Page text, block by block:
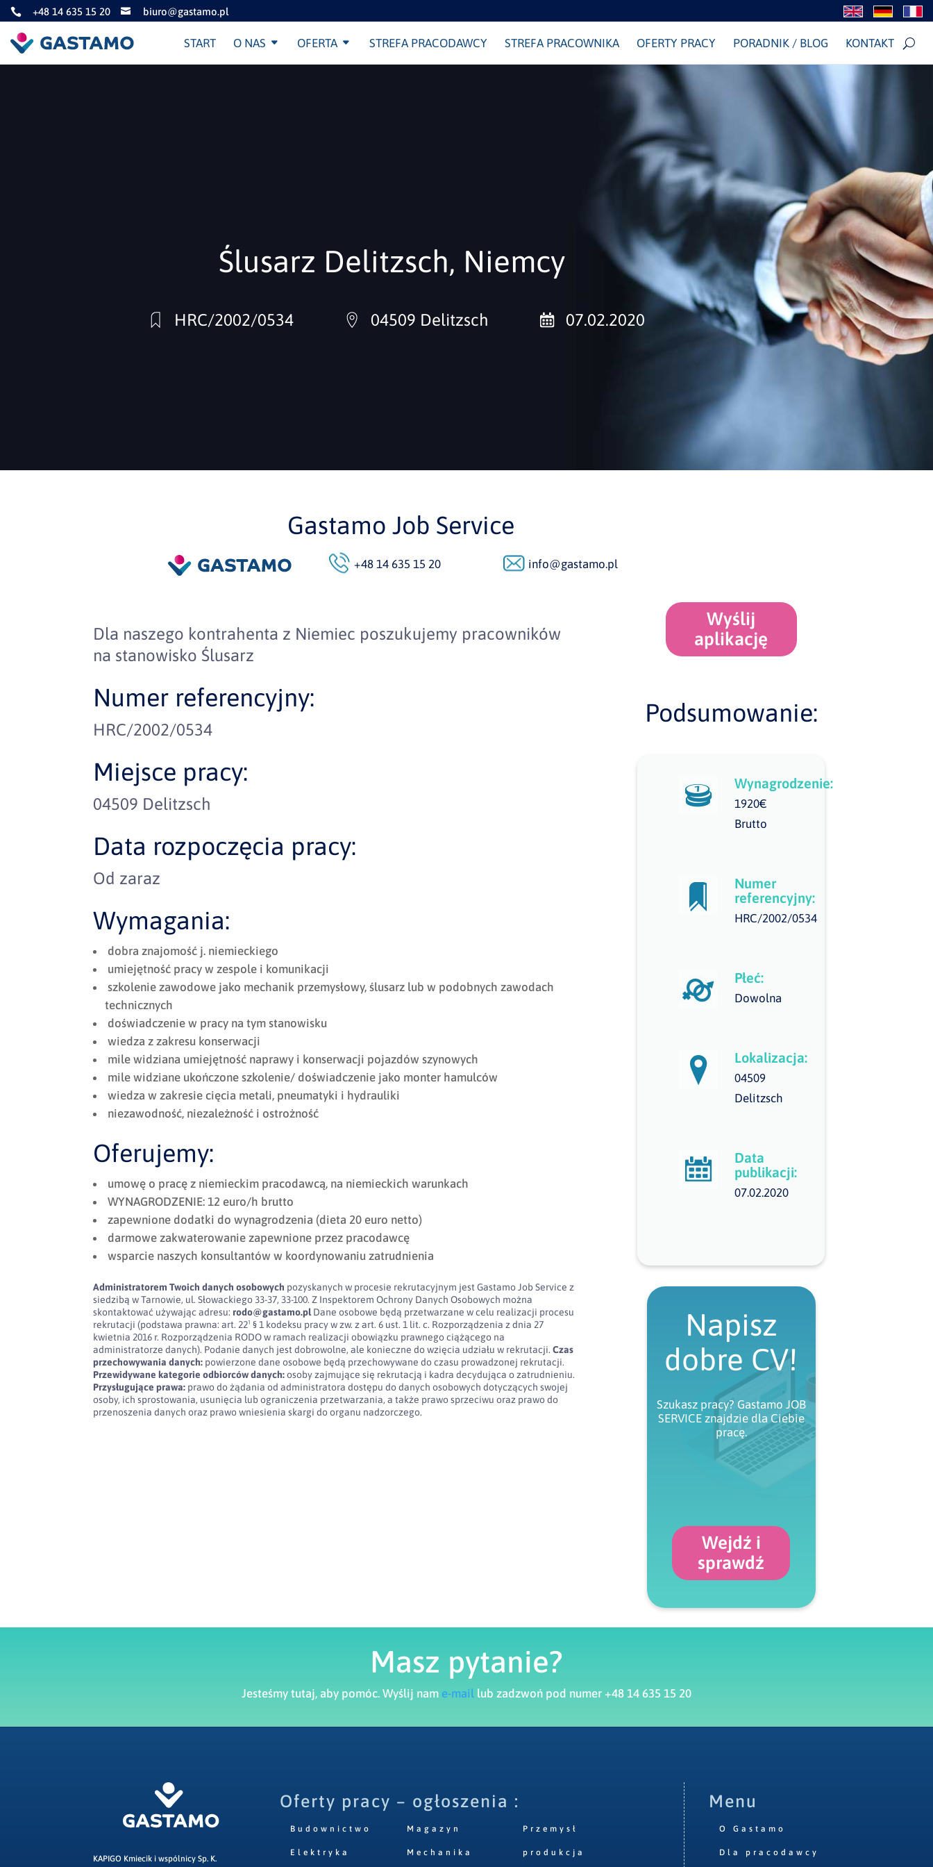
 +48 14 635 15 20  biuro@gastamo.pl
START O NAS OFERTA STREFA PRACODAWCY STREFA PRACOWNIKA OFERTY PRACY PORADNIK / BLOG KONTAKT
Ślusarz Delitzsch, Niemcy
HRC/2002/0534 04509 Delitzsch 07.02.2020
Gastamo Job Service
+48 14 635 15 20 info@gastamo.pl
Dla naszego kontrahenta z Niemiec poszukujemy pracowników
na stanowisko Ślusarz
Numer referencyjny:
HRC/2002/0534
Miejsce pracy:
04509 Delitzsch
Data rozpoczęcia pracy:
Od zaraz
Wymagania:
dobra znajomość j. niemieckiego
umiejętność pracy w zespole i komunikacji
szkolenie zawodowe jako mechanik przemysłowy, ślusarz lub w podobnych zawodach
technicznych
doświadczenie w pracy na tym stanowisku
wiedza z zakresu konserwacji
mile widziana umiejętność naprawy i konserwacji pojazdów szynowych
mile widziane ukończone szkolenie/ doświadczenie jako monter hamulców
wiedza w zakresie cięcia metali, pneumatyki i hydrauliki
niezawodność, niezależność i ostrożność
Oferujemy:
umowę o pracę z niemieckim pracodawcą, na niemieckich warunkach
WYNAGRODZENIE: 12 euro/h brutto
zapewnione dodatki do wynagrodzenia (dieta 20 euro netto)
darmowe zakwaterowanie zapewnione przez pracodawcę
wsparcie naszych konsultantów w koordynowaniu zatrudnienia
Administratorem Twoich danych osobowych pozyskanych w procesie rekrutacyjnym jest Gastamo Job Service z
siedzibą w Tarnowie, ul. Słowackiego 33-37, 33-100. Z Inspektorem Ochrony Danych Osobowych można
skontaktować używając adresu:rodo@gastamo.plDane osobowe będą przetwarzane w celu realizacji procesu
rekrutacji (podstawa prawna: art. 22¹ § 1 kodeksu pracy w zw. z art. 6 ust. 1 lit. c. Rozporządzenia z dnia 27
kwietnia 2016 r. Rozporządzenia RODO w ramach realizacji obowiązku prawnego ciążącego na
administratorze danych). Podanie danych jest dobrowolne, ale konieczne do wzięcia udziału w rekrutacji.Czas
przechowywania danych: powierzone dane osobowe będą przechowywane do czasu prowadzonej rekrutacji.
Przewidywane kategorie odbiorców danych:osoby zajmujące się rekrutacją i kadra decydująca o zatrudnieniu.
Przysługujące prawa: prawo do żądania od administratora dostępu do danych osobowych dotyczących swojej
osoby, ich sprostowania, usunięcia lub ograniczenia przetwarzania, a także prawo sprzeciwu oraz prawo do
przenoszenia danych oraz prawo wniesienia skargi do organu nadzorczego.
Wyślij
aplikację
Podsumowanie:
Wynagrodzenie:
1920€
Brutto
Numer
referencyjny:
HRC/2002/0534
Płeć:
Dowolna
Lokalizacja:
04509
Delitzsch
Data
publikacji:
07.02.2020
Napisz
dobre CV!
Szukasz pracy? Gastamo JOB
SERVICE znajdzie dla Ciebie
pracę.
Wejdź i
sprawdź
Masz pytanie?
Jesteśmy tutaj, aby pomóc. Wyślij nam e-mail lub zadzwoń pod numer +48 14 635 15 20
KAPIGO Kmiecik i wspólnicy Sp. K.
Oferty pracy – ogłoszenia :
Budownictwo
Elektryka
Magazyn
Mechanika
Przemysł
produkcja
Menu
O Gastamo
Dla pracodawcy